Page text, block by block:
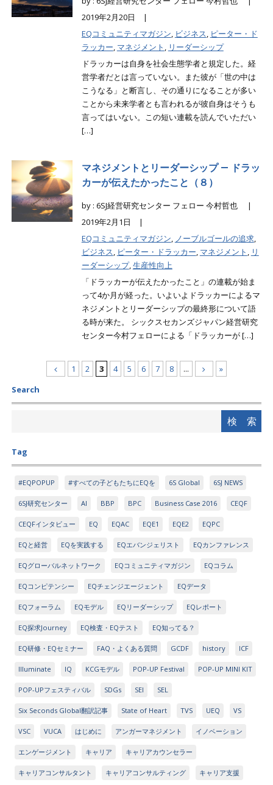
2019年2月20日 |
EQコミュニティマガジン, ビジネス, ピーター・ド
ラッカー, マネジメント , リーダーシップ
ドラッカーは自身を社会生態学者と規定した。経
営学者だとは言っていない。また彼が「世の中は
こうなる」と断言し、その通りになることが多い
ことから未来学者とも言われるが彼自身はそうも
言ってはいない。この短い連載を読んでいただい
[…]
マネジメントとリーダーシップ ― ドラッ
カーが伝えたかったこと（８）
by : 6SJ経営研究センター フェロー 今村哲也 |
2019年2月1日 |
EQコミュニティマガジン, ノーブルゴールの追求,
ビジネス, ピーター・ドラッカー, マネジメント , リ
ーダーシップ,生産性向上
「ドラッカーが伝えたかったこと」の連載が始ま
って4か月が経った。いよいよドラッカーによるマ
ネジメントとリーダーシップの最終形について語
る時が来た。 シックスセカンズジャパン経営研究
センター今村フェローによる「ドラッカーが […]
1 2 3 4 5 6 7 8 ...
»
Search
Tag
#EQPOPUP #すべての子どもたちにEQを 6S Global 6SJ NEWS
6SJ研究センター AI BBP BPC Business Case 2016 CEQF
CEQFインタビュー EQ EQAC EQE1 EQE2 EQPC
EQと経営 EQを実践する EQエバンジェリスト EQカンファレンス
EQグローバルネットワーク EQコミュニティマガジン EQコラム
EQコンピテンシー EQチェンジエージェント EQデータ
EQフォーラム EQモデル EQリーダーシップ EQレポート
EQ探求Journey EQ検査・EQテスト EQ知ってる？
EQ研修・EQセミナー FAQ・よくある質問 GCDF history ICF
Illuminate IQ KCGモデル POP-UP Festival POP-UP MINI KIT
POP-UPフェスティバル SDGs SEI SEL
Six Seconds Global翻訳記事 State of Heart TVS UEQ VS
VSC VUCA はじめに アンガーマネジメント イノベーション
エンゲージメント キャリア キャリアカウンセラー
キャリアコンサルタント キャリアコンサルティング キャリア支援